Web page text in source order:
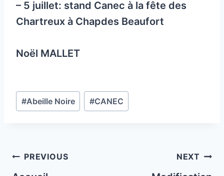
– 5 juillet: stand Canec à la fête des
Chartreux à Chapdes Beaufort
Noël MALLET
Post
Tags:
#Abeille Noire #CANEC
Post
PREVIOUS NEXT